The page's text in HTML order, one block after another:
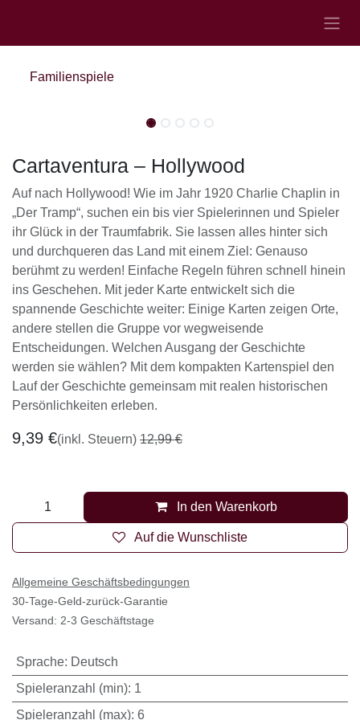
Familienspiele
Cartaventura – Hollywood
Auf nach Hollywood! Wie im Jahr 1920 Charlie Chaplin in
„Der Tramp“, suchen ein bis vier Spielerinnen und Spieler
ihr Glück in der Traumfabrik. Sie lassen alles hinter sich
und durchqueren das Land mit einem Ziel: Genauso
berühmt zu werden! Einfache Regeln führen schnell hinein
ins Geschehen. Mit jeder Karte entwickelt sich die
spannende Geschichte weiter: Einige Karten zeigen Orte,
andere stellen die Gruppe vor wegweisende
Entscheidungen. Welchen Ausgang der Geschichte
werden sie wählen? Mit dem kompakten Kartenspiel den
Lauf der Geschichte gemeinsam mit realen historischen
Persönlichkeiten erleben.
9,39 €(inkl. Steuern) 12,99€
In den Warenkorb
Auf die Wunschliste
Allgemeine Geschäftsbedingungen
30-Tage-Geld-zurück-Garantie
Versand: 2-3 Geschäftstage
Sprache: Deutsch
Spieleranzahl (min): 1
Spieleranzahl (max): 6